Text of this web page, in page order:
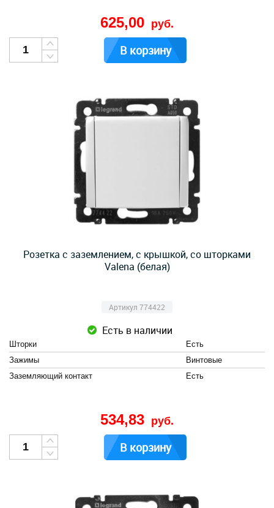
625,00 руб.
В корзину
Розетка с заземлением, с крышкой, со шторками
Valena (белая)
Артикул 774422
Есть в наличии
Шторки
Есть
Зажимы
Винтовые
Заземляющий контакт
Есть
534,83 руб.
В корзину